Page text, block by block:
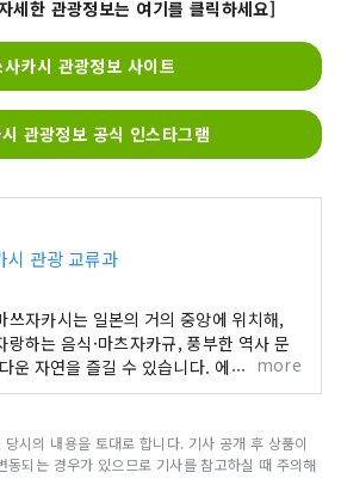
세한 관광정보는 여기를 클릭하세요]
사카시 관광정보 사이트
관광정보 공식 인스타그램
시 관광 교류과
쓰자카시는 일본의 거의 중앙에 위치해,
랑하는 음식·마츠자카규, 풍부한 역사 문
운 자연을 즐길 수 있습니다. 에도 시대,
(일본 최고위의 신사에의 순례)의 마지막
충으로서 번창해, 다수의 호상을 배출했습
상인들이 에도에서 마츠자카 모멘 등의
more
시의 내용을 토대로 합니다. 기사 공개 후 상품이
동되는 경우가 있으므로 기사를 참고하실 때 주의해